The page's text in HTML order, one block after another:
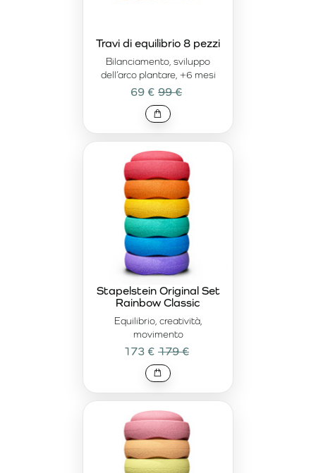
Bilanciamento, sviluppo
dell’arco plantare, +6 mesi
Travi di equilibrio 8 pezzi
69 € 99 €
Equilibrio, creatività,
movimento
Stapelstein Original Set
Rainbow Classic
173 € 179 €